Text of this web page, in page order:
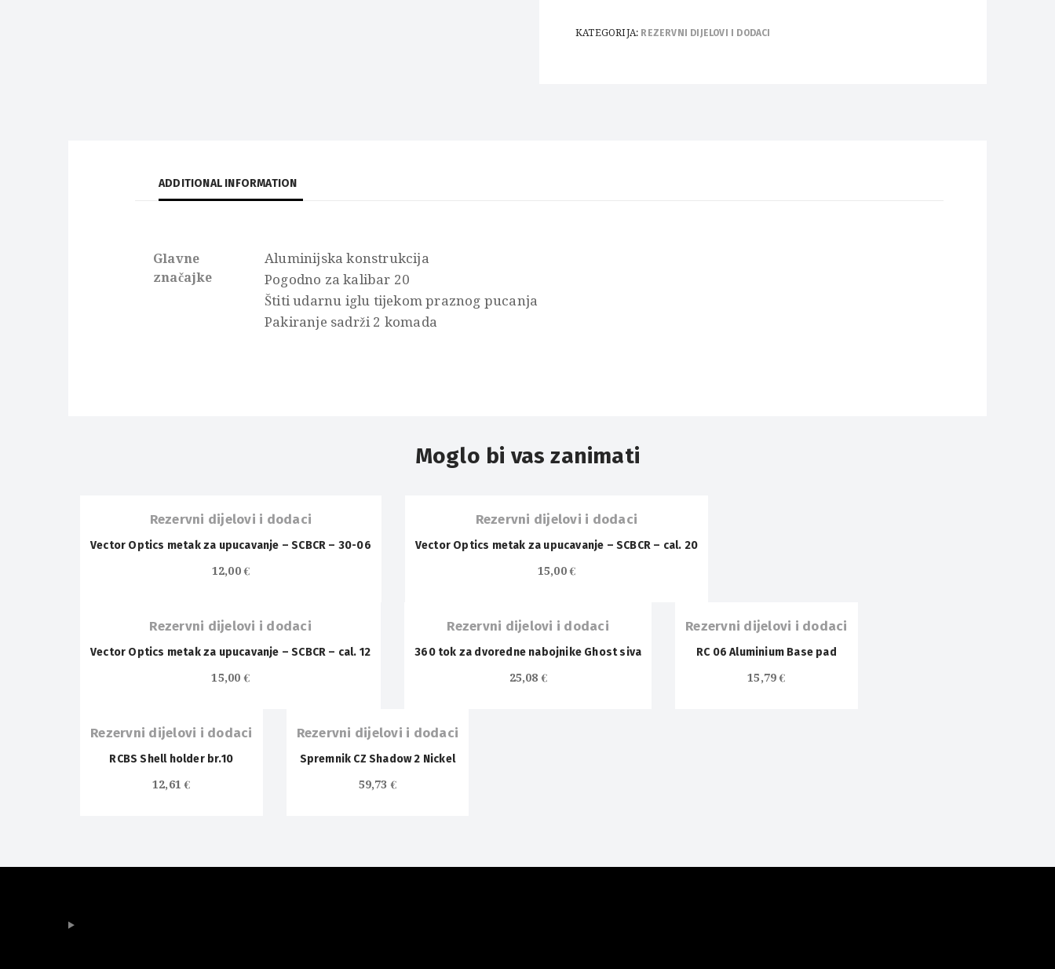
KATEGORIJA: REZERVNI DIJELOVI I DODACI
ADDITIONAL INFORMATION
Glavne
značajke
Aluminijska konstrukcija
Pogodno za kalibar 20
Štiti udarnu iglu tijekom praznog pucanja
Pakiranje sadrži 2 komada
Moglo bi vas zanimati
Rezervni dijelovi i dodaci
Vector Optics metak za upucavanje – SCBCR – 30-06
12,00€
OUT OF
STOCK
Rezervni dijelovi i dodaci
Vector Optics metak za upucavanje – SCBCR – cal. 20
15,00€
Rezervni dijelovi i dodaci
Vector Optics metak za upucavanje – SCBCR – cal. 12
15,00€
Rezervni dijelovi i dodaci
360 tok za dvoredne nabojnike Ghost siva
25,08€
Rezervni dijelovi i dodaci
RC 06 Aluminium Base pad
15,79€
Rezervni dijelovi i dodaci
RCBS Shell holder br.10
12,61€
Rezervni dijelovi i dodaci
Spremnik CZ Shadow 2 Nickel
59,73€